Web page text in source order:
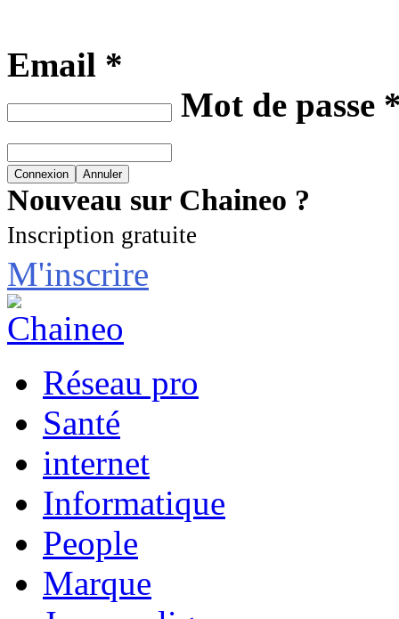
Email *
Mot de passe
Nouveau sur Chaineo ?
Inscription gratuite
M'inscrire
Réseau pro
Santé
internet
Informatique
People
Marque